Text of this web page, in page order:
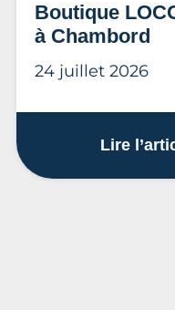
Boutique
à Chambord
24 juillet 2026
Lire